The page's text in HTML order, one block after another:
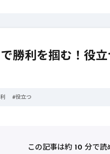
勝利を掴む！役
#役立つ
この記事は約 10 分で読